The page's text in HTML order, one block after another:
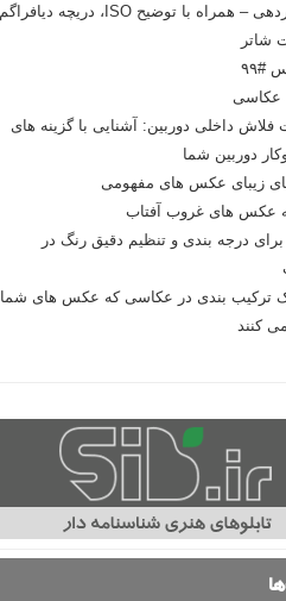
درک نوردهی – همراه با توضیح ISO، دریچه دیافراگم
شاتر
#۹۹
عکاسی
فلاش داخلی دوربین: آشنایی با گزینه های
دوربین شما
زیبای عکس های مفهومی
عکس های غروب آفتاب
درجه بندی و تنظیم دقیق رنگ در
ترکیب بندی در عکاسی که عکس های شما
کنند